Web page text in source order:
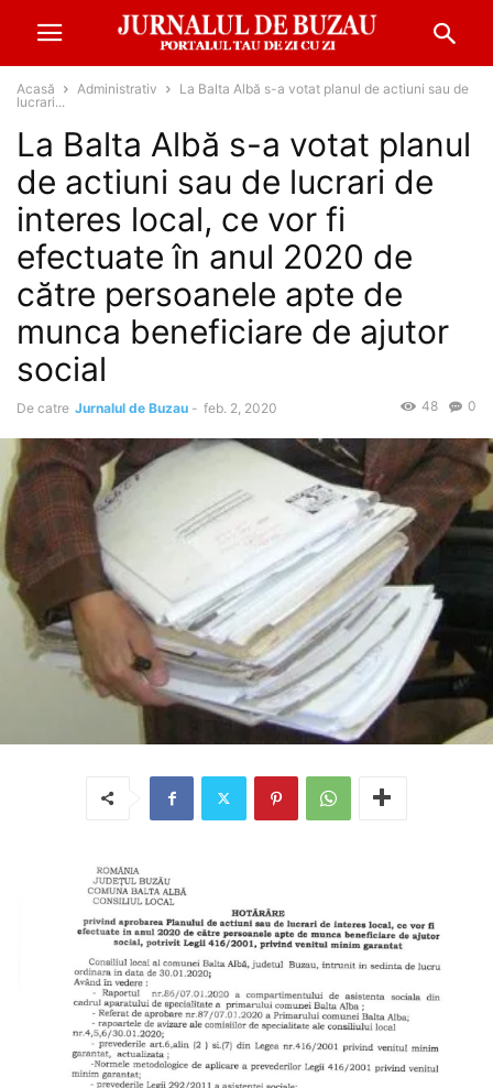
Acasă Administrativ
La Balta Albă s-a votat planul de actiuni sau de
lucrari...
La Balta Albă s-a votat planul
de actiuni sau de lucrari de
interes local, ce vor fi
efectuate în anul 2020 de
către persoanele apte de
munca beneficiare de ajutor
social
De catre Jurnalul de Buzau - feb. 2, 2020 0
48